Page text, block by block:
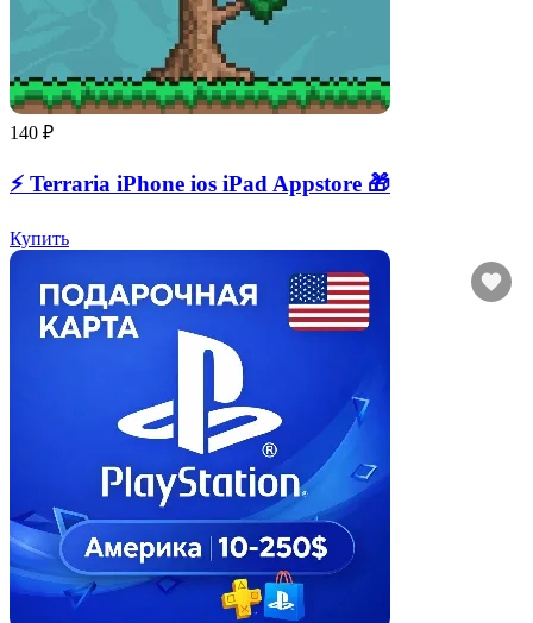
140 ₽
⚡️ Terraria iPhone ios iPad Appstore 🎁
Купить